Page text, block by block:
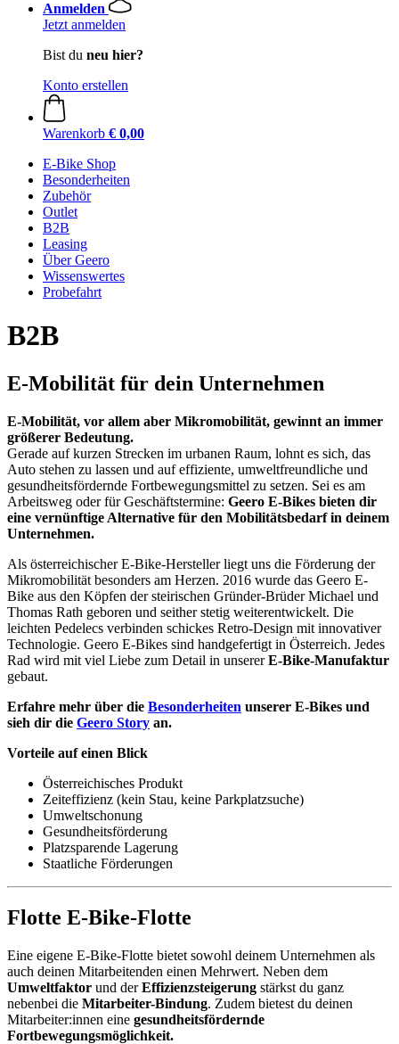
Anmelden
Jetzt anmelden
Bist du neu hier?
Konto erstellen
Warenkorb € 0,00
E-Bike Shop
Besonderheiten
Zubehör
Outlet
B2B
Leasing
Über Geero
Wissenswertes
Probefahrt
B2B
E-Mobilität für dein Unternehmen
E-Mobilität, vor allem aber Mikromobilität, gewinnt an immer
größerer Bedeutung.
Gerade auf kurzen Strecken im urbanen Raum, lohnt es sich, das
Auto stehen zu lassen und auf effiziente, umweltfreundliche und
gesundheitsfördernde Fortbewegungsmittel zu setzen. Sei es am
Arbeitsweg oder für Geschäftstermine: Geero E-Bikes bieten dir
eine vernünftige Alternative für den Mobilitätsbedarf in deinem
Unternehmen.
Als österreichischer E-Bike-Hersteller liegt uns die Förderung der
Mikromobilität besonders am Herzen. 2016 wurde das Geero E-
Bike aus den Köpfen der steirischen Gründer-Brüder Michael und
Thomas Rath geboren und seither stetig weiterentwickelt. Die
leichten Pedelecs verbinden schickes Retro-Design mit innovativer
Technologie. Geero E-Bikes sind handgefertigt in Österreich. Jedes
Rad wird mit viel Liebe zum Detail in unsererE-Bike-Manufaktur
gebaut.
Erfahre mehr über die Besonderheiten unserer E-Bikes und
sieh dir die Geero Story an.
Vorteile auf einen Blick
Österreichisches Produkt
Zeiteffizienz (kein Stau, keine Parkplatzsuche)
Umweltschonung
Gesundheitsförderung
Platzsparende Lagerung
Staatliche Förderungen
Flotte E-Bike-Flotte
Eine eigene E-Bike-Flotte bietet sowohl deinem Unternehmen als
auch deinen Mitarbeitenden einen Mehrwert. Neben dem
Umweltfaktor und derEffizienzsteigerung stärkst du ganz
nebenbei die Mitarbeiter-Bindung. Zudem bietest du deinen
Mitarbeiter:innen eine gesundheitsfördernde
Fortbewegungsmöglichkeit.